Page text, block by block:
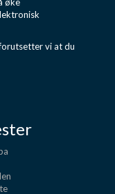
vi at du